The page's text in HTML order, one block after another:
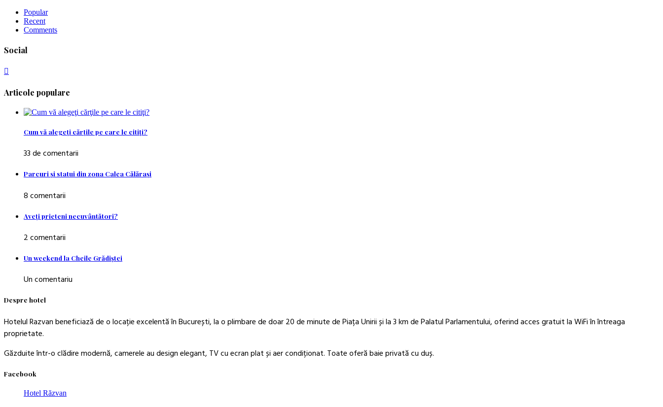
Popular
Recent
Comments
Social
Articole populare
Cum vă alegeţi cărţile pe care le citiţi?
33 de comentarii
Parcuri şi statui din zona Calea Călăraşi
8 comentarii
Aveţi prieteni necuvântători?
2 comentarii
Un weekend la Cheile Grădiştei
Un comentariu
Despre hotel
Hotelul Razvan beneficiază de o locație excelentă în București, la o plimbare de doar 20 de minute de Piața Unirii și la 3 km de Palatul Parlamentului, oferind acces gratuit la WiFi în întreaga
proprietate.
Găzduite într-o clădire modernă, camerele au design elegant, TV cu ecran plat și aer condiționat. Toate oferă baie privată cu duș.
Facebook
Hotel Răzvan